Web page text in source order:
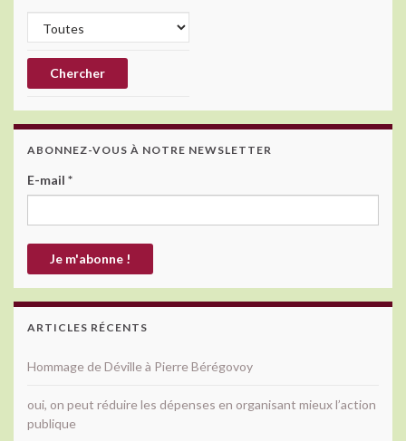
ABONNEZ-VOUS À NOTRE NEWSLETTER
E-mail *
ARTICLES RÉCENTS
Hommage de Déville à Pierre Bérégovoy
oui, on peut réduire les dépenses en organisant mieux l’action
publique